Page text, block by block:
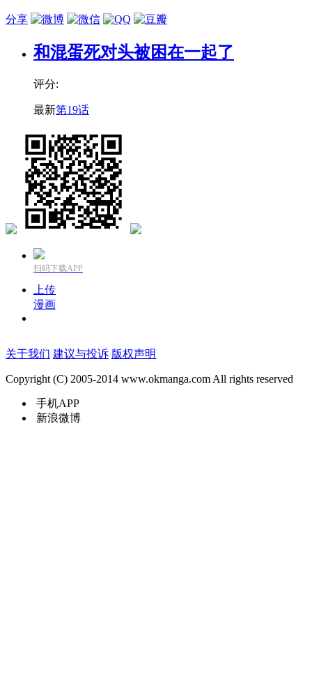
分享
和混蛋死对头被困在一起了
评分:
最新第19话
扫码下载APP
上传
漫画
关于我们 建议与投诉 版权声明
Copyright (C) 2005-2014 www.okmanga.com All rights reserved
手机APP
新浪微博